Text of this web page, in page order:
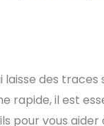
des traces
il est
pour vous aider